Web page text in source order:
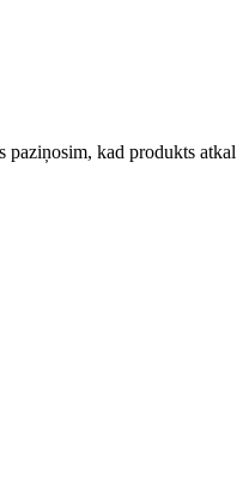
kad produkts atkal